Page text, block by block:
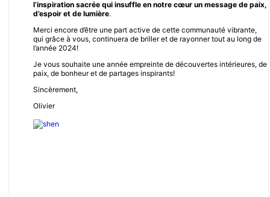
l’inspiration sacrée qui insuffle en notre cœur un message de paix,
d’espoir et de lumière.
Merci encore d’être une part active de cette communauté vibrante,
qui grâce à vous, continuera de briller et de rayonner tout au long de
l’année 2024!
Je vous souhaite une année empreinte de découvertes intérieures, de
paix, de bonheur et de partages inspirants!
Sincèrement,
Olivier